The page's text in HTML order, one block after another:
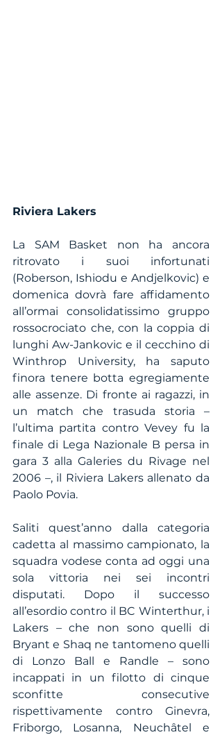
Riviera Lakers
La SAM Basket non ha ancora
ritrovato i suoi infortunati
(Roberson, Ishiodu e Andjelkovic) e
domenica dovrà fare affidamento
all’ormai consolidatissimo gruppo
rossocrociato che, con la coppia di
lunghi Aw-Jankovic e il cecchino di
Winthrop University, ha saputo
finora tenere botta egregiamente
alle assenze. Di fronte ai ragazzi, in
un match che trasuda storia –
l’ultima partita contro Vevey fu la
finale di Lega Nazionale B persa in
gara 3 alla Galeries du Rivage nel
2006 –, il Riviera Lakers allenato da
Paolo Povia.
Saliti quest’anno dalla categoria
cadetta al massimo campionato, la
squadra vodese conta ad oggi una
sola vittoria nei sei incontri
disputati. Dopo il successo
all’esordio contro il BC Winterthur, i
Lakers – che non sono quelli di
Bryant e Shaq ne tantomeno quelli
di Lonzo Ball e Randle – sono
incappati in un filotto di cinque
sconfitte consecutive
rispettivamente contro Ginevra,
Friborgo, Losanna, Neuchâtel e